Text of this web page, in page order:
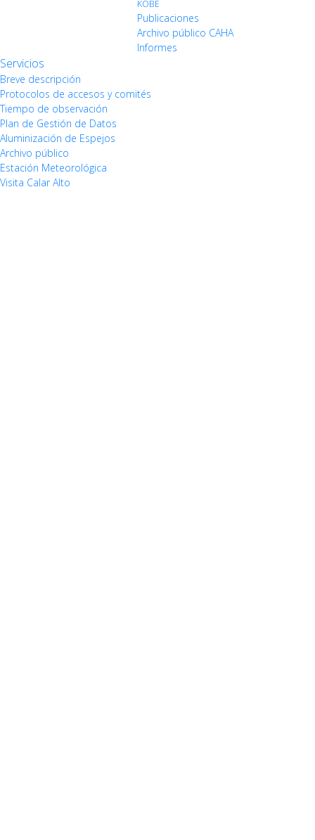
KOBE
Publicaciones
Archivo público CAHA
Informes
Servicios
Breve descripción
Protocolos de accesos y comités
Tiempo de observación
Plan de Gestión de Datos
Aluminización de Espejos
Archivo público
Estación Meteorológica
Visita Calar Alto